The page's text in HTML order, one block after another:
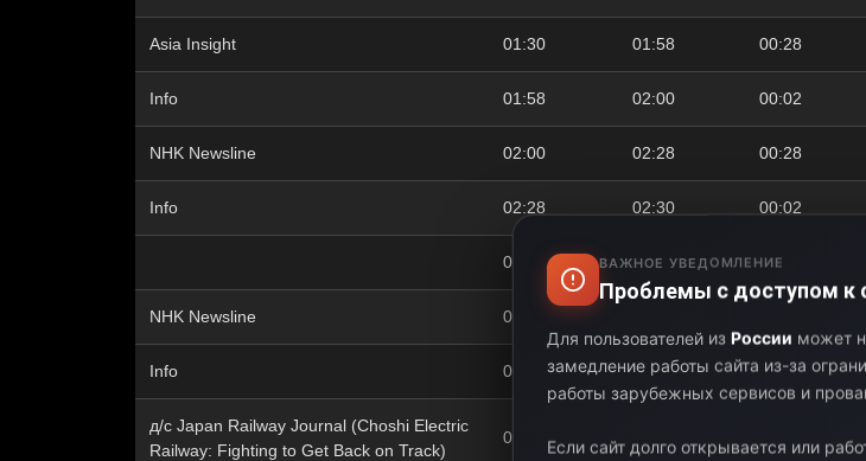
Asia Insight 01:30 01:58 00:28
Info 01:58 02:00 00:02
NHK Newsline 02:00 02:28 00:28
Info 02:28 02:30 00:02
02:30 03:00 00:30
NHK Newsline 03:00
Info 03:28 03:30 00:02
д/с Japan Railway Journal (Choshi Electric
Railway: Fighting to Get Back on Track)
03:30
ВАЖНОЕ УВЕДОМЛЕНИЕ
Проблемы с доступом к
Для пользователей из России может
замедление работы сайта из-за
работы зарубежных сервисов и
Если сайт долго открывается или